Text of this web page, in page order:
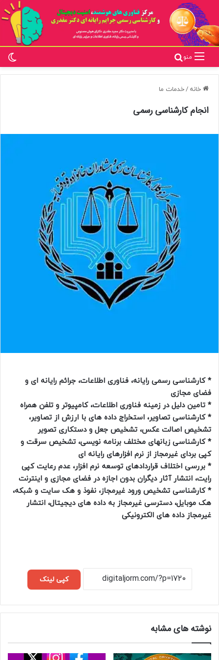
منو
خانه /خدمات ما
انجام کارشناسی رسمی
* کارشناسی رسمی رایانه، فناوری اطلاعات، جرائم رایانه ای و
فضای مجازی
* تامین دلیل در زمینه فناوری اطلاعات، کامپیوتر و تلفن همراه
* کارشناسی تصاویر، استخراج داده های با ارزش از تصاویر،
تشخیص اصالت عکس، تشخیص جعل و دستکاری تصویر
* کارشناسی زبانهای مختلف برنامه نویسی، تشخیص سرقت و
کپی بردای غیرمجاز از نرم افزارهای رایانه ای
* بررسی اختلاف قراردادهای توسعه نرم افزار، عدم رعایت کپی
رایت، انتشار آثار دیگران بدون اجازه در فضای مجازی و اینترنت
* کارشناسی تشخیص ورود غیرمجاز، نفوذ و هک سایت و شبکه،
هک موبایل، دسترسی غیرمجاز به داده های دیجیتال، انتشار
غیرمجاز داده های الکترونیکی
کپی لینک
نوشته های مشابه